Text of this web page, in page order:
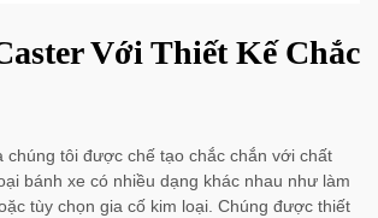
Với Thiết Kế Chắc
chúng tôi được chế tạo chắc chắn với chất
bánh xe có nhiều dạng khác nhau như làm
tùy chọn gia cố kim loại. Chúng được thiết